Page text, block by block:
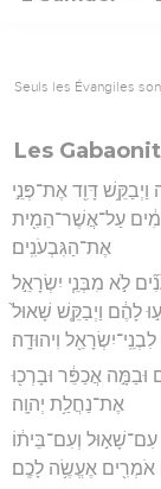
Seuls les Évangiles
Les
דָּוִ֖ד אֶת־פְּנֵ֣י
עַל־אֲשֶׁר־הֵמִ֖ית
אֶת־הַגִּבְעֹנִֽים׃
לֹ֣א מִבְּנֵ֧י יִשְׂרָאֵ֣ל
לָהֶ֔ם וַיְבַקֵּ֤שׁ שָׁאוּל֙
וִיהוּדָֽה׃
וּבַמָּ֣ה אֲכַפֵּ֔ר וּבָרְכ֖וּ
אֶת־נַחֲלַ֥ת יְהוָֽה׃
עִם־שָׁא֣וּל וְעִם־בֵּית֔וֹ
אֹמְרִ֖ים אֶעֱשֶׂ֥ה לָכֶֽם׃